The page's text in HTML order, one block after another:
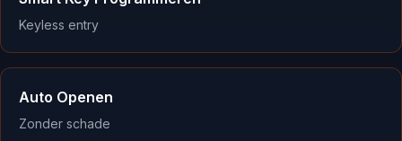
Keyless entry
Auto Openen
Zonder schade